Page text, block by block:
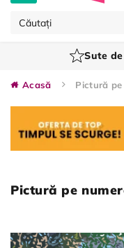
Sute
Acasă Pictură pe
Pictură pe